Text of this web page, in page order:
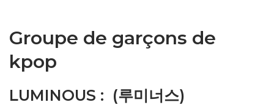
Groupe de garçons de
kpop
LUMINOUS : (루미너스)